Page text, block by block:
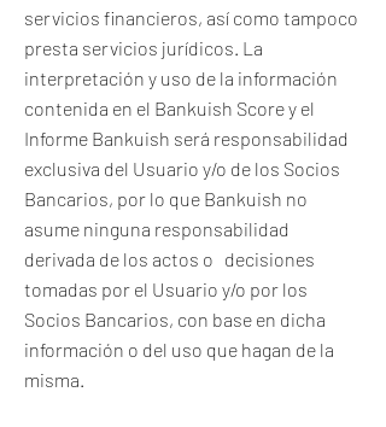
servicios financieros, así como tampoco
presta servicios jurídicos. La
interpretación y uso de la información
contenida en el Bankuish Score y el
Informe Bankuish será responsabilidad
exclusiva del Usuario y/o de los Socios
Bancarios, por lo que Bankuish no
asume ninguna responsabilidad
derivada de los actos o decisiones
tomadas por el Usuario y/o por los
Socios Bancarios, con base en dicha
información o del uso que hagan de la
misma.